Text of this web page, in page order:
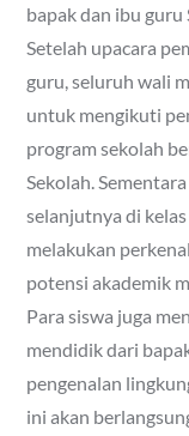
bapak dan ibu guru
Setelah upacara
guru, seluruh wali
untuk mengikuti
program sekolah
Sekolah.
selanjutnya di
melakukan
potensi akademik
Para siswa juga
mendidik dari
pengenalan
ini akan